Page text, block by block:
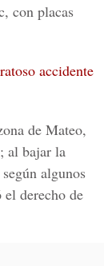
, con placas
accidente
de Mateo,
; al bajar la
algunos
derecho de